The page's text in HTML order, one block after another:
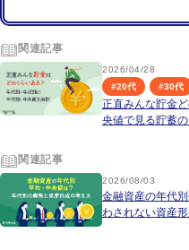
関連記事
2026/04/28
#20代 #30代
正直みんな貯金
央値で見る貯蓄
関連記事
2026/08/03
金融資産の年代
わされない資産